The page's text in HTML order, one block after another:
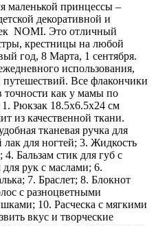
маленькой принцессы –
декоративной и
NOMI. Это отличный
крестницы на любой
год, 8 Марта, 1 сентября.
использования,
путешествий. Все флакончики
точности как у мамы по
Рюкзак 18.5x6.5x24 см
из качественной ткани.
тканевая ручка для
для ногтей; 3. Жидкость
Бальзам стик для губ с
рук с маслами; 6.
7. Браслет; 8. Блокнот
с разноцветными
10. Расческа с мягкими
вкус и творческие